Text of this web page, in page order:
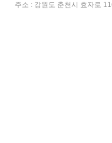
주소 : 강원도 춘천시 효자로